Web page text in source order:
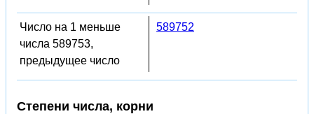
Число на 1 меньше
числа 589753,
предыдущее число
589752
Степени числа, корни